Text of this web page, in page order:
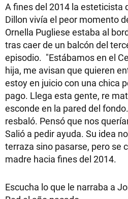
A fines del 2014 la esteticista
Dillon vivía el peor momento
Ornella Pugliese estaba al
tras caer de un balcón del
episodio. "Estábamos en el
hija, me avisan que quieren
estoy en juicio con una chica
pago. Llega esta gente, re
esconde en la pared del
resbaló. Pensó que nos
Salió a pedir ayuda. Su idea
terraza sino pasarse, pero se
madre hacia fines del 2014.
Escucha lo que le narraba a